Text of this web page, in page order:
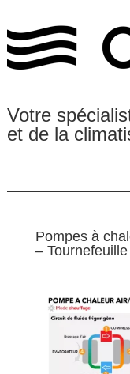
Votre
et de la
Pompes à
– Tournefeuille